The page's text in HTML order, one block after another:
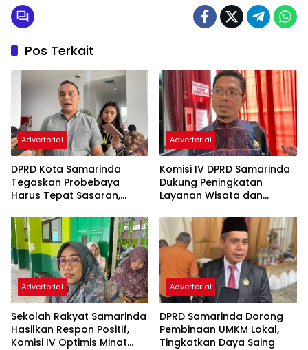
Pos Terkait
Advertorial
DPRD Kota Samarinda
Tegaskan Probebaya
Harus Tepat Sasaran,
Semata
Advertorial
Komisi IV DPRD Samarinda
Dukung Peningkatan
Layanan Wisata dan
Advertorial
Sekolah Rakyat Samarinda
Hasilkan Respon Positif,
Komisi IV Optimis Minat
Advertorial
DPRD Samarinda Dorong
Pembinaan UMKM Lokal,
Tingkatkan Daya Saing